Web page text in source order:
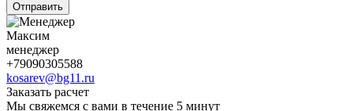
Отправить
Максим
менеджер
+79090305588
kosarev@bg11.ru
Заказать расчет
Мы свяжемся с вами в течение 5 минут